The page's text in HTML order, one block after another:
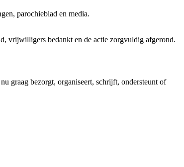
parochieblad en media.
vrijwilligers bedankt en de actie zorgvuldig afgerond.
graag bezorgt, organiseert, schrijft, ondersteunt of